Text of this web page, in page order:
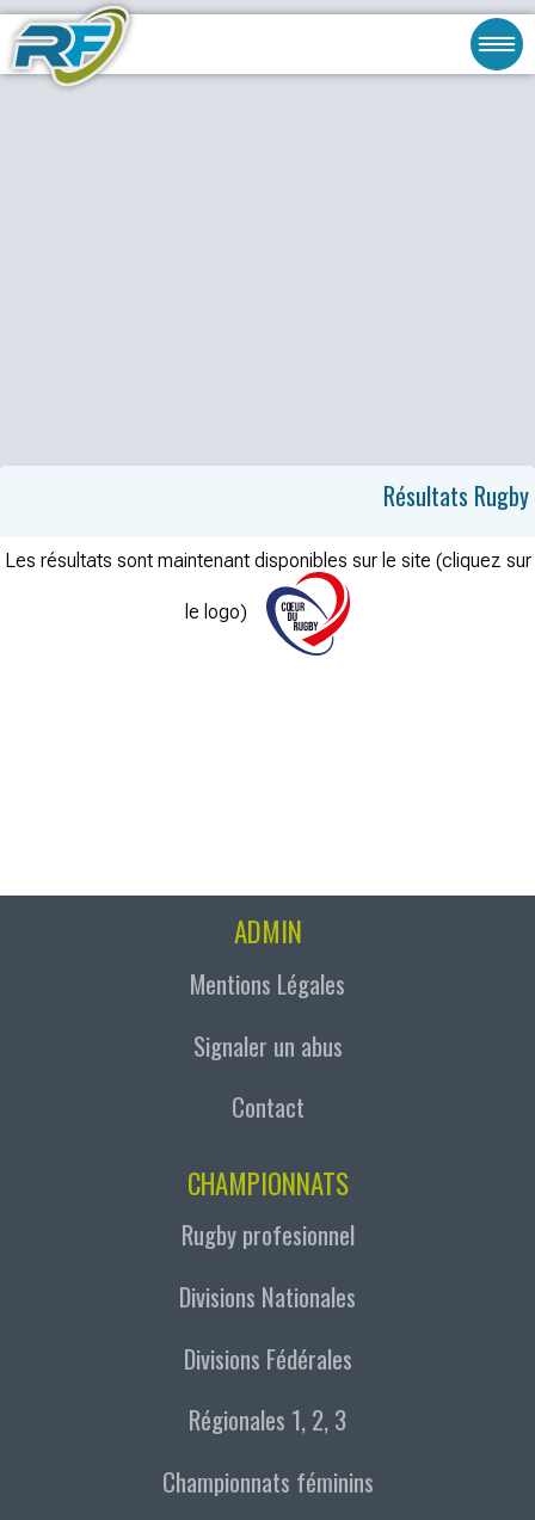
Résultats Rugby
Les résultats sont maintenant disponibles sur le site (cliquez sur
le logo)
ADMIN
Mentions Légales
Signaler un abus
Contact
CHAMPIONNATS
Rugby profesionnel
Divisions Nationales
Divisions Fédérales
Régionales 1, 2, 3
Championnats féminins